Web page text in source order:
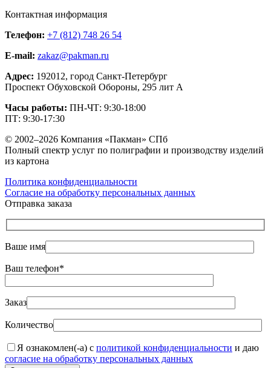
Контактная информация
Телефон: +7 (812) 748 26 54
E-mail: zakaz@pakman.ru
Адрес: 192012, город Санкт-Петербург
Проспект Обуховской Обороны, 295 лит А
Часы работы: ПН-ЧТ: 9:30-18:00
ПТ: 9:30-17:30
© 2002–2026 Компания «Пакман» СПб
Полный спектр услуг по полиграфии и производству изделий
из картона
Политика конфиденциальности
Согласие на обработку персональных данных
Отправка заказа
Ваше имя
Ваш телефон*
Заказ
Количество
Я ознакомлен(-а) с политикой конфиденциальности и даю
согласие на обработку персональных данных